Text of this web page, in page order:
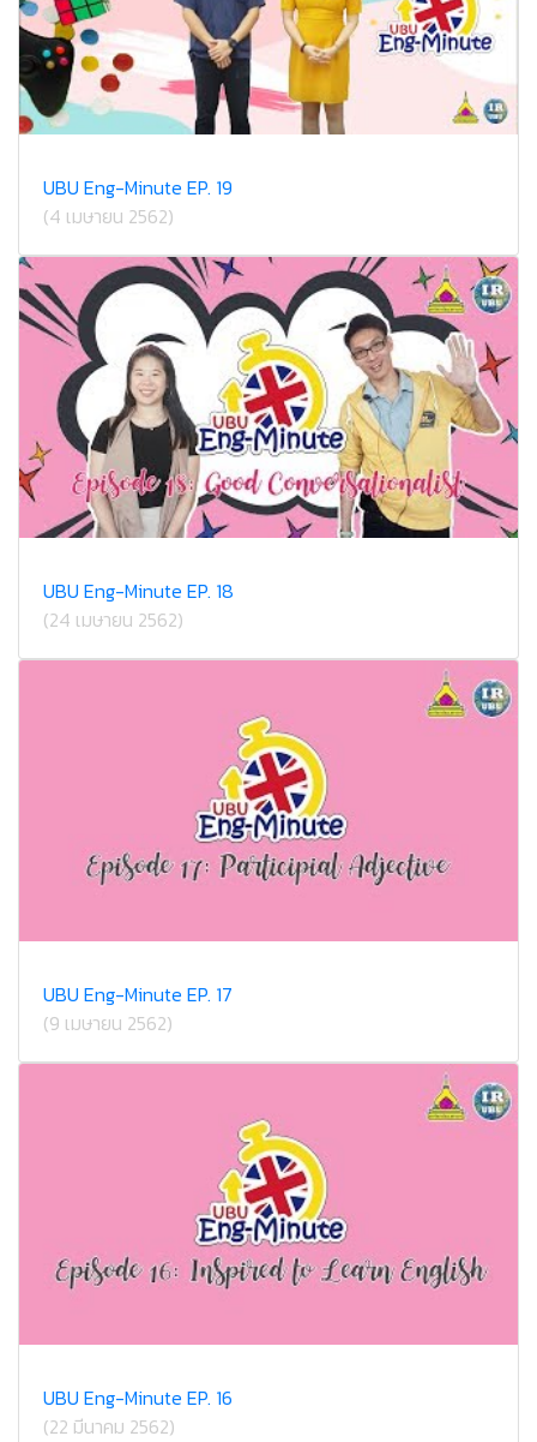
UBU Eng-Minute EP. 19
(4 เมษายน 2562)
UBU Eng-Minute EP. 18
(24 เมษายน 2562)
UBU Eng-Minute EP. 17
(9 เมษายน 2562)
UBU Eng-Minute EP. 16
(22 มีนาคม 2562)